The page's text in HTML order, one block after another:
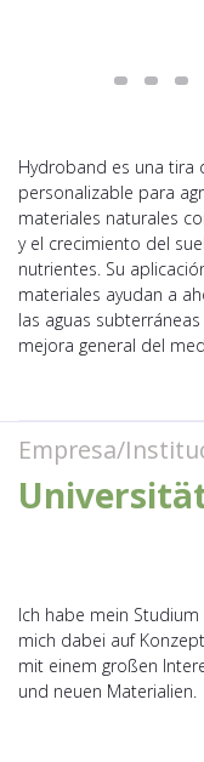
Hydroband es una tira
personalizable para
materiales naturales
y el crecimiento del
nutrientes. Su
materiales ayudan a
las aguas
mejora general del
Empresa/
Ich habe mein
mich dabei auf
mit einem großen
und neuen Materialien.